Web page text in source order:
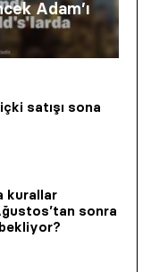
Adam’ı
satışı sona
kurallar
sonra